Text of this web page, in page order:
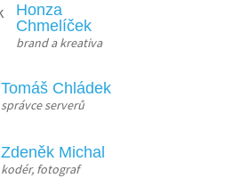
Honza
Chmelíček
brand a kreativa
Tomáš Chládek
správce serverů
Zdeněk Michal
kodér, fotograf